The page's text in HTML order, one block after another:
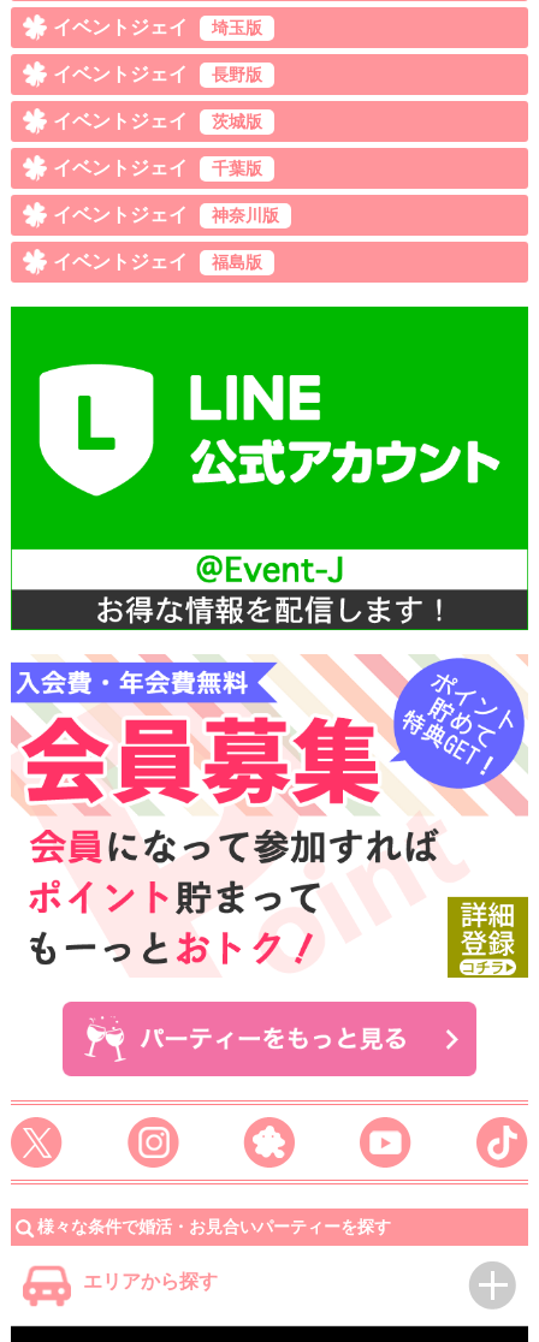
イベントジェイ 埼玉版
イベントジェイ 長野版
イベントジェイ 茨城版
イベントジェイ 千葉版
イベントジェイ 神奈川版
イベントジェイ 福島版
様々な条件で婚活・お見合いパーティーを探す
エリアから探す